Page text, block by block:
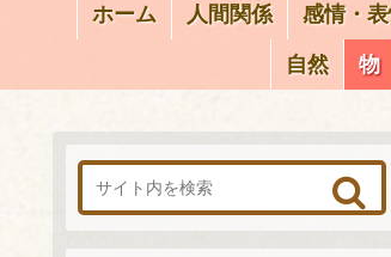
ホーム 人間関係 感情・
自然 物